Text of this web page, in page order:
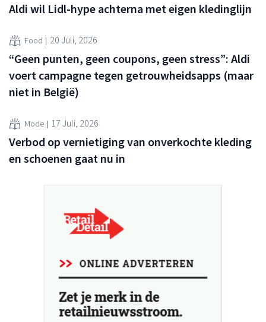
Aldi wil Lidl-hype achterna met eigen kledinglijn
Food 20 Juli, 2026
“Geen punten, geen coupons, geen stress”: Aldi
voert campagne tegen getrouwheidsapps (maar
niet in België)
Mode 17 Juli, 2026
Verbod op vernietiging van onverkochte kleding
en schoenen gaat nu in